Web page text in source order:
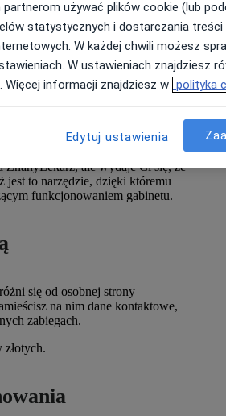
niepewna inwestycja? Nic bardziej
ZnanyLekarz, ale wydaje Ci się, że
to narzędzie, dzięki któremu
funkcjonowaniem gabinetu.
się od osobnej strony
na nim dane kontaktowe,
zabiegach.
używać plików cookie (lub
statystycznych i dostarczania treści
W każdej chwili możesz
W ustawieniach znajdziesz
informacji znajdziesz w polityka
Edytuj ustawienia